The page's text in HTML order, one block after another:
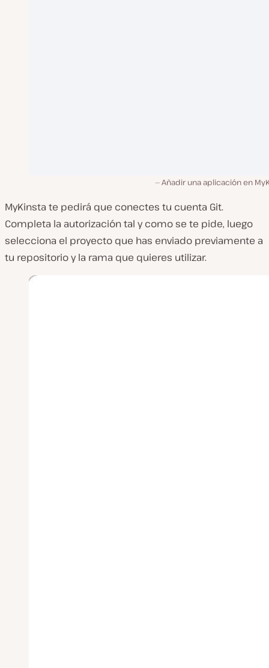
Añadir una aplicación en
MyKinsta te pedirá que conectes tu cuenta Git.
Completa la autorización tal y como se te pide, luego
selecciona el proyecto que has enviado previamente a
tu repositorio y la rama que quieres utilizar.